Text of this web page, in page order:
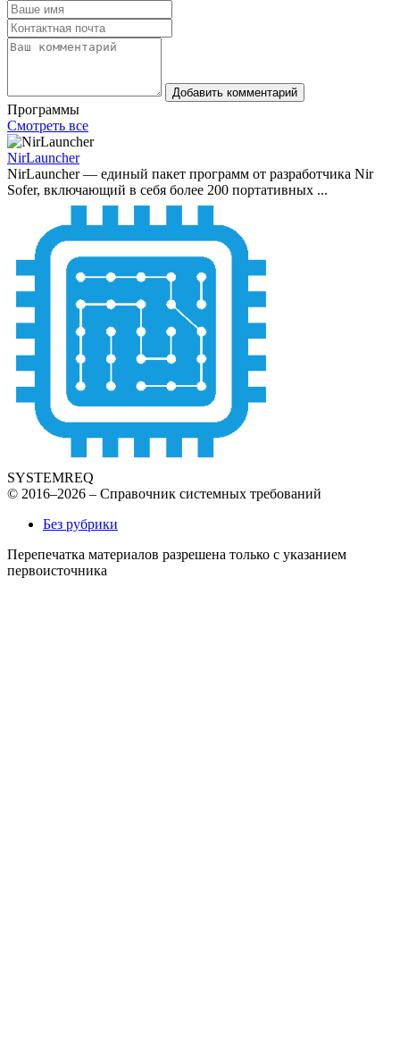
Добавить комментарий
Программы
Смотреть все
NirLauncher
NirLauncher — единый пакет программ от разработчика Nir
Sofer, включающий в себя более 200 портативных ...
SYSTEMREQ
© 2016–2026 – Справочник системных требований
Без рубрики
Перепечатка материалов разрешена только с указанием
первоисточника